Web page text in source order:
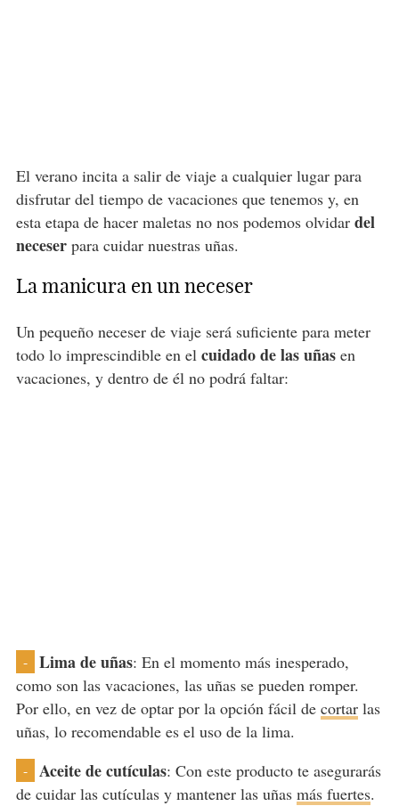
El verano incita a salir de viaje a cualquier lugar para
disfrutar del tiempo de vacaciones que tenemos y, en
esta etapa de hacer maletas no nos podemos olvidar del
neceserpara cuidar nuestras uñas.
La manicura en un neceser
Un pequeño neceser de viaje será suficiente para meter
todo lo imprescindible en elcuidado de las uñasen
vacaciones, y dentro de él no podrá faltar:
- Lima de uñas: En el momento más inesperado,
como son las vacaciones, las uñas se pueden romper.
Por ello, en vez de optar por la opción fácil de cortarlas
uñas, lo recomendable es el uso de la lima.
- Aceite de cutículas: Con este producto te asegurarás
de cuidar las cutículas y mantener las uñas más fuertes.